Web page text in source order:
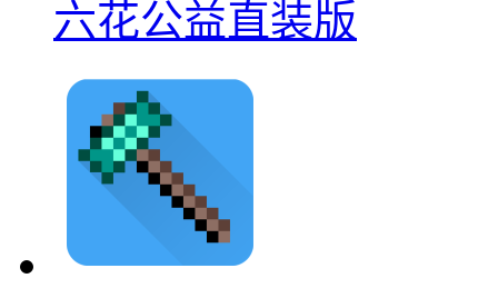
六花公益直装版